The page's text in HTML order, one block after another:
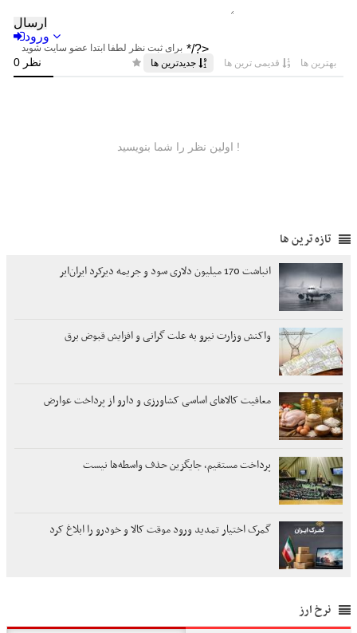
تازه ترین ها
انباشت 170 میلیون دلاری سود و جریمه دیرکرد ایران‌ایر
واکنش وزارت نیرو به علت گرانی و افزایش قبوض برق
معافیت کالاهای اساسی کشاورزی و دارو از پرداخت عوارض
پرداخت مستقیم، جایگزین حذف واسطه‌ها نیست
گمرک اختیار تمدید ورود موقت کالا و خودرو را ابلاغ کرد
نرخ ارز